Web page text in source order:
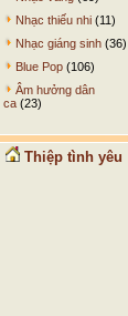
Nhạc thiếu nhi (11)
Nhạc giáng sinh (36)
Blue Pop (106)
Âm hưởng dân
ca (23)
Thiệp tình yêu